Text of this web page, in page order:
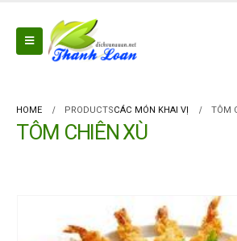
HOME PRODUCTSCÁC MÓN KHAI VỊ TÔM
TÔM CHIÊN XÙ